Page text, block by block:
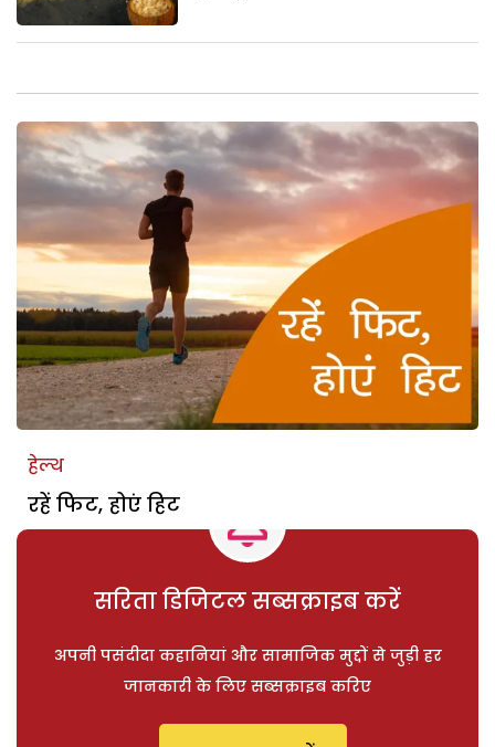
हेल्थ
रहें फिट, होएं हिट
सरिता डिजिटल सब्सक्राइब करें
अपनी पसंदीदा कहानियां और सामाजिक मुद्दों से जुड़ी हर
जानकारी के लिए सब्सक्राइब करिए